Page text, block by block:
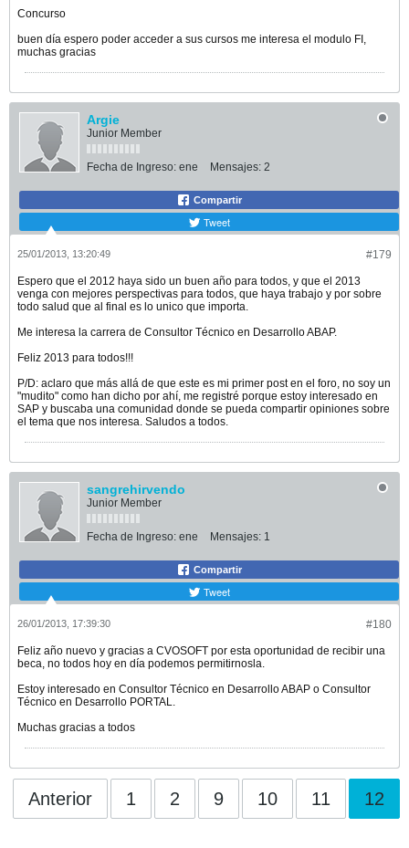
Concurso
buen día espero poder acceder a sus cursos me interesa el modulo FI,
muchas gracias
Argie
Junior Member
Fecha de Ingreso: ene Mensajes: 2
Compartir
Tweet
#179
25/01/2013, 13:20:49
Espero que el 2012 haya sido un buen año para todos, y que el 2013
venga con mejores perspectivas para todos, que haya trabajo y por sobre
todo salud que al final es lo unico que importa.
Me interesa la carrera de Consultor Técnico en Desarrollo ABAP.
Feliz 2013 para todos!!!
P/D: aclaro que más allá de que este es mi primer post en el foro, no soy un
"mudito" como han dicho por ahí, me registré porque estoy interesado en
SAP y buscaba una comunidad donde se pueda compartir opiniones sobre
el tema que nos interesa. Saludos a todos.
sangrehirvendo
Junior Member
Fecha de Ingreso: ene Mensajes: 1
Compartir
Tweet
#180
26/01/2013, 17:39:30
Feliz año nuevo y gracias a CVOSOFT por esta oportunidad de recibir una
beca, no todos hoy en día podemos permitirnosla.
Estoy interesado en Consultor Técnico en Desarrollo ABAP o Consultor
Técnico en Desarrollo PORTAL.
Muchas gracias a todos
Anterior 1 2 9 10 11 12